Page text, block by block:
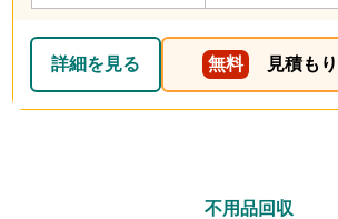
詳細を見る 無料 見積もり
不用品回収